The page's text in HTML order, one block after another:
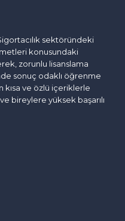
sektöründeki
konusundaki
zorunlu lisanslama
sonuç odaklı öğrenme
ve özlü içeriklerle
bireylere yüksek başarılı